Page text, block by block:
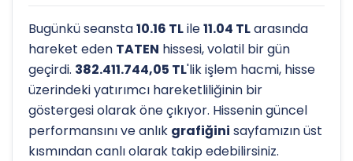
Bugünkü seansta10.16 TLile11.04 TLarasında
hareket eden TATEN hissesi, volatil bir gün
geçirdi. 382.411.744,05 TL'lik işlem hacmi, hisse
üzerindeki yatırımcı hareketliliğinin bir
göstergesi olarak öne çıkıyor. Hissenin güncel
performansını ve anlık grafiğini sayfamızın üst
kısmından canlı olarak takip edebilirsiniz.